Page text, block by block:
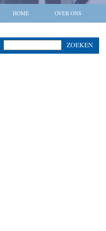
HOME OVER ONS
ZOEKEN